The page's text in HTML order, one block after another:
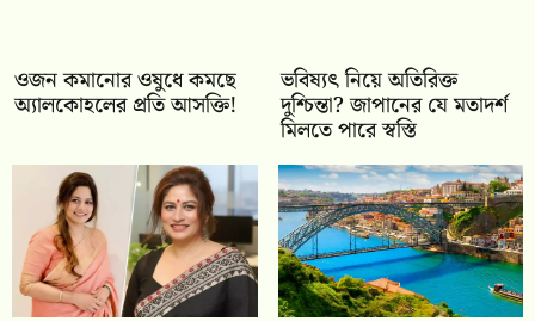
ওজন কমানোর ওষুধে কমছে
অ্যালকোহলের প্রতি আসক্তি!
ভবিষ্যৎ নিয়ে অতিরিক্ত
দুশ্চিন্তা? জাপানের যে মতাদর্শ
মিলতে পারে স্বস্তি